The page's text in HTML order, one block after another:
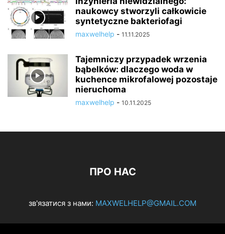
naukowcy stworzyli całkowicie
syntetyczne bakteriofagi
maxwelhelp - 11.11.2025
Tajemniczy przypadek wrzenia
bąbelków: dlaczego woda w
kuchence mikrofalowej pozostaje
nieruchoma
maxwelhelp - 10.11.2025
ПРО НАС
зв'язатися з нами: MAXWELHELP@GMAIL.COM